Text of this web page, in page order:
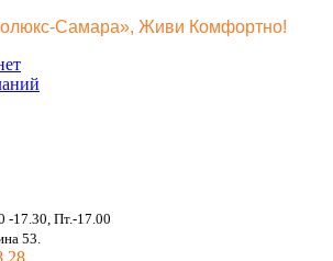
Самара», Живи Комфортно!
-17.30, Пт.-17.00
53.
28